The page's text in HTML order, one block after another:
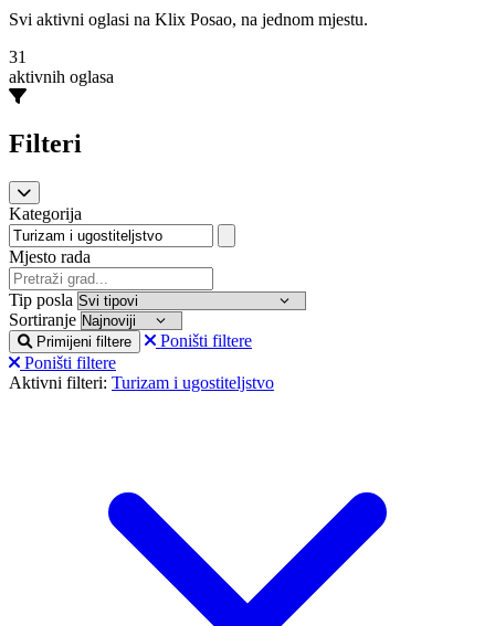
Svi aktivni oglasi na Klix Posao, na jednom mjestu.
31
aktivnih oglasa
Filteri
Kategorija
Mjesto rada
Tip posla
Sortiranje
Primijeni filtere
Poništi filtere
Poništi filtere
Aktivni filteri: Turizam i ugostiteljstvo